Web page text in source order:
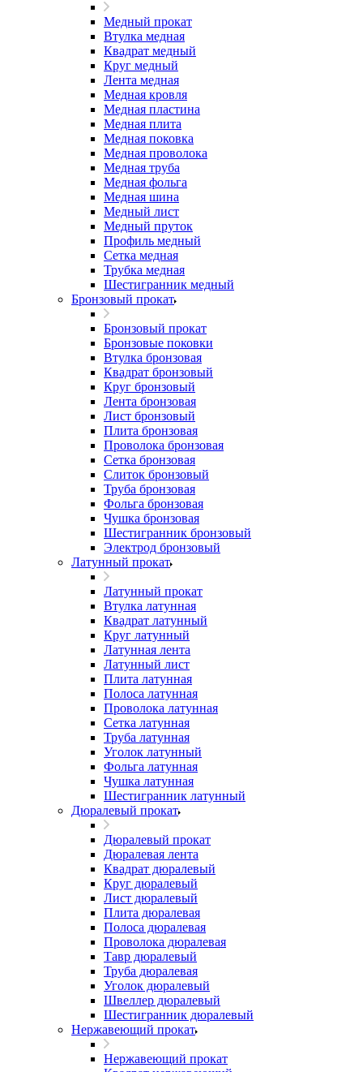
Медный прокат
Втулка медная
Квадрат медный
Круг медный
Лента медная
Медная кровля
Медная пластина
Медная плита
Медная поковка
Медная проволока
Медная труба
Медная фольга
Медная шина
Медный лист
Медный пруток
Профиль медный
Сетка медная
Трубка медная
Шестигранник медный
Бронзовый прокат
Бронзовый прокат
Бронзовые поковки
Втулка бронзовая
Квадрат бронзовый
Круг бронзовый
Лента бронзовая
Лист бронзовый
Плита бронзовая
Проволока бронзовая
Сетка бронзовая
Слиток бронзовый
Труба бронзовая
Фольга бронзовая
Чушка бронзовая
Шестигранник бронзовый
Электрод бронзовый
Латунный прокат
Латунный прокат
Втулка латунная
Квадрат латунный
Круг латунный
Латунная лента
Латунный лист
Плита латунная
Полоса латунная
Проволока латунная
Сетка латунная
Труба латунная
Уголок латунный
Фольга латунная
Чушка латунная
Шестигранник латунный
Дюралевый прокат
Дюралевый прокат
Дюралевая лента
Квадрат дюралевый
Круг дюралевый
Лист дюралевый
Плита дюралевая
Полоса дюралевая
Проволока дюралевая
Тавр дюралевый
Труба дюралевая
Уголок дюралевый
Швеллер дюралевый
Шестигранник дюралевый
Нержавеющий прокат
Нержавеющий прокат